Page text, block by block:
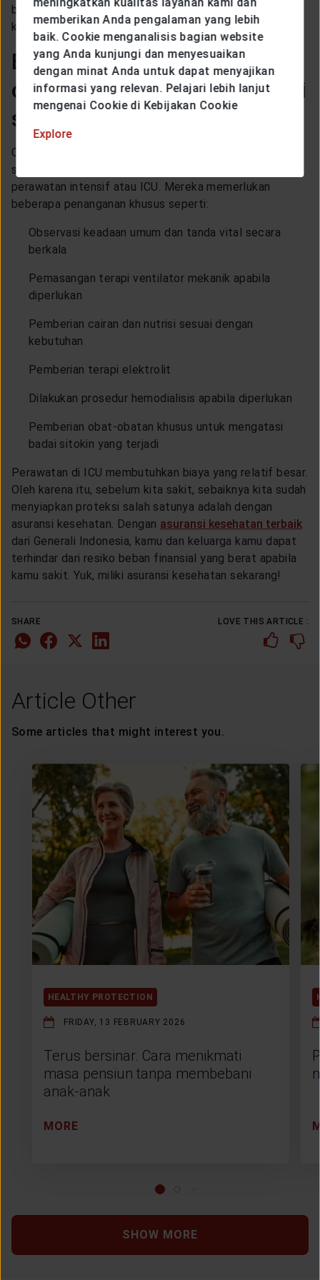
berat. Hal ini berperan dalam peningkatan risiko
kematian pada pasien yang mengalami badai sitokin.
Bagaimana perawatan pada
orang yang mengalami badai
sitokin?
Orang dengan infeksi COVID-19 yang mengalami badai
sitokin perlu mendapatkan perawatan khusus di unit
perawatan intensif atau ICU. Mereka memerlukan
beberapa penanganan khusus seperti:
Observasi keadaan umum dan tanda vital secara
berkala
Pemasangan terapi ventilator mekanik apabila
diperlukan
Pemberian cairan dan nutrisi sesuai dengan
kebutuhan
Pemberian terapi elektrolit
Dilakukan prosedur hemodialisis apabila diperlukan
Pemberian obat-obatan khusus untuk mengatasi
badai sitokin yang terjadi
Perawatan di ICU membutuhkan biaya yang relatif besar.
Oleh karena itu, sebelum kita sakit, sebaiknya kita sudah
menyiapkan proteksi salah satunya adalah dengan
asuransi kesehatan. Dengan asuransi kesehatan terbaik
dari Generali Indonesia, kamu dan keluarga kamu dapat
terhindar dari resiko beban finansial yang berat apabila
kamu sakit. Yuk, miliki asuransi kesehatan sekarang!
SHARE LOVE THIS ARTICLE :
Article Other
Some articles that might interest you.
HEALTHY PROTECTION
FRIDAY, 13 FEBRUARY 2026
Terus bersinar. Cara menikmati
masa pensiun tanpa membebani
anak-anak
MORE
SHOW MORE
memberikan Anda pengalaman yang lebih
baik. Cookie menganalisis bagian website
yang Anda kunjungi dan menyesuaikan
dengan minat Anda untuk dapat menyajikan
informasi yang relevan. Pelajari lebih lanjut
mengenai Cookie di Kebijakan Cookie
Explore